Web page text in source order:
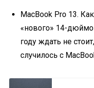
MacBook Pro 13.
«нового» 14-
году ждать не
случилось с